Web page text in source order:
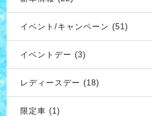
イベント/キャンペーン (51)
イベントデー (3)
レディースデー (18)
限定車 (1)